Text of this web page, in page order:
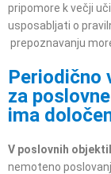
pripomore k večji
usposabljati o
prepoznavanju
Periodično
za
ima
V poslovnih
nemoteno